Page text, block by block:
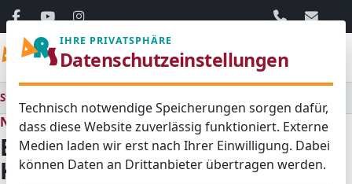
06103 / 30
Startseite
Neues aus dem Schulleben
Einschulungsfeier der 5.
Klassen
IHRE PRIVATSPHÄRE
Datenschutzeinstellungen
Technisch notwendige Speicherungen sorgen dafür,
dass diese Website zuverlässig funktioniert. Externe
Medien laden wir erst nach Ihrer Einwilligung. Dabei
können Daten an Drittanbieter übertragen werden.